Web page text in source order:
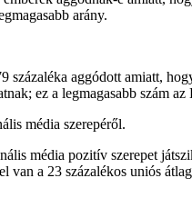
arány.
aggódott amiatt,
ez a legmagasabb szám
média szerepéről.
média pozitív szerepet
a 23 százalékos uniós